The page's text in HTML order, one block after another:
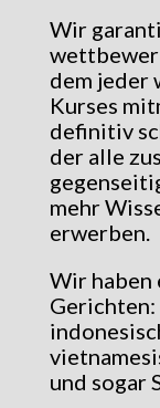
Wir
dem jeder
Kurses
definitiv
der alle
mehr
erwerben.
Wir haben
Gerichten:
und sogar